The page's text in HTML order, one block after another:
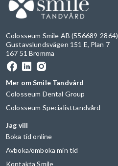
Colosseum Smile AB (556689-2864)
Gustavslundsvägen 151 E, Plan 7
167 51 Bromma
Mer om Smile Tandvård
Colosseum Dental Group
Colosseum Specialisttandvård
Jag vill
Boka tid online
Avboka/omboka min tid
Kontakta Smile